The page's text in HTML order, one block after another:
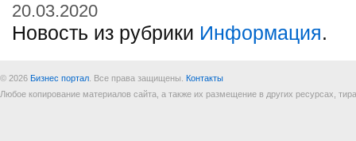
20.03.2020
Новость из рубрики Информация.
© 2026 Бизнес портал . Все права защищены. Контакты
Любое копирование материалов сайта, а также их размещение в других ресурсах,